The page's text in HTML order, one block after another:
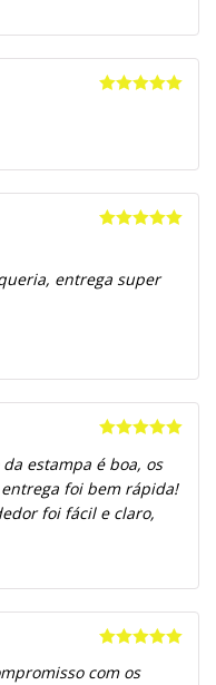
entrega super
de 5
estampa é boa, os
foi bem rápida!
foi fácil e claro,
de 5
com os